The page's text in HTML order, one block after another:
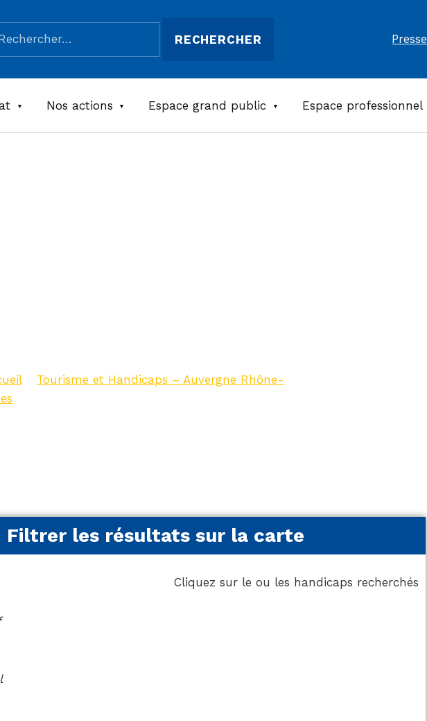
:
Presse
Nos actions Espace grand public Espace professionnel
> Tourisme et Handicaps – Auvergne Rhône-
Filtrer les résultats sur la carte
Cliquez sur le ou les handicaps recherchés